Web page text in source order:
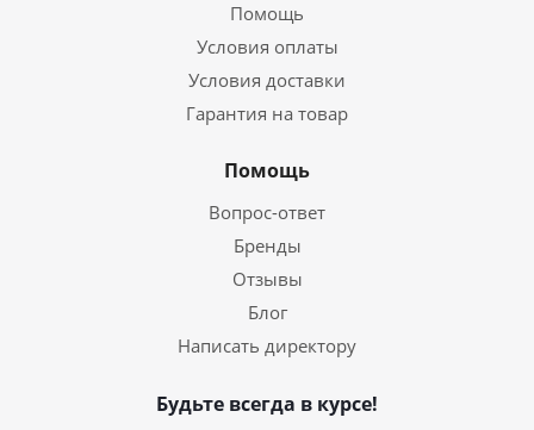
Помощь
Условия оплаты
Условия доставки
Гарантия на товар
Помощь
Вопрос-ответ
Бренды
Отзывы
Блог
Написать директору
Будьте всегда в курсе!